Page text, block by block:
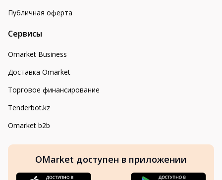
Публичная оферта
Сервисы
Omarket Business
Доставка Omarket
Торговое финансирование
Tenderbot.kz
Omarket b2b
OMarket доступен в приложении